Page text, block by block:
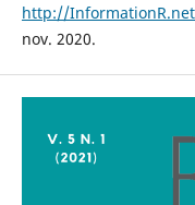
http://
nov. 2020.